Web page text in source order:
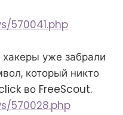
570041.php
уже забрали
который никто
во FreeScout.
570028.php